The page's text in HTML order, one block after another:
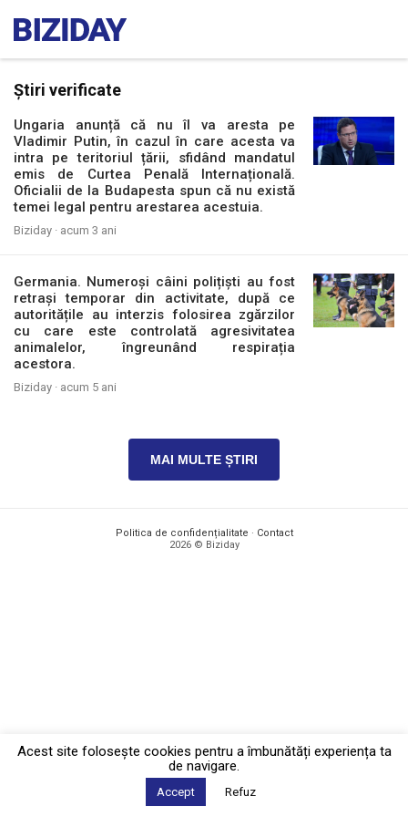
Știri verificate
Ungaria anunță că nu îl va aresta pe
Vladimir Putin, în cazul în care acesta va
intra pe teritoriul țării, sfidând mandatul
emis de Curtea Penală Internațională.
Oficialii de la Budapesta spun că nu există
temei legal pentru arestarea acestuia.
Biziday · acum 3 ani
Germania. Numeroși câini polițiști au fost
retrași temporar din activitate, după ce
autoritățile au interzis folosirea zgărzilor
cu care este controlată agresivitatea
animalelor, îngreunând respirația
acestora.
Biziday · acum 5 ani
MAI MULTE ȘTIRI
Politica de confidențialitate · Contact
2026 © Biziday
Acest site foloseşte cookies pentru a îmbunătăți experiența ta
de navigare.
Accept Refuz